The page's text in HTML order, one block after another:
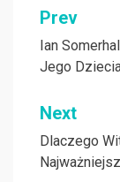
wpisu
Prev
Ian
Jego
Next
Dlaczego